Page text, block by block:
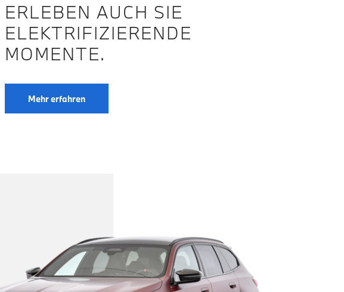
ERLEBEN AUCH SIE
ELEKTRIFIZIERENDE
MOMENTE.
Mehr erfahren